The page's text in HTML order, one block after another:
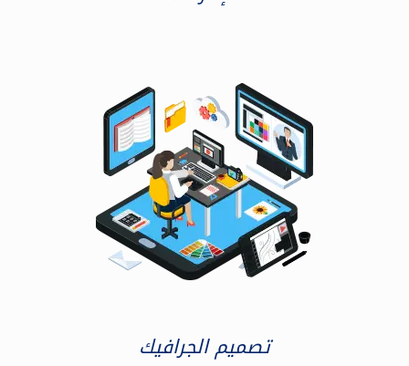
تصميم الجرافيك